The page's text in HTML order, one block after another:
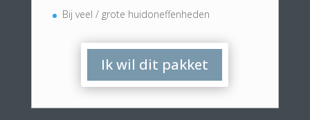
Bij veel / grote huidoneffenheden
Ik wil dit pakket